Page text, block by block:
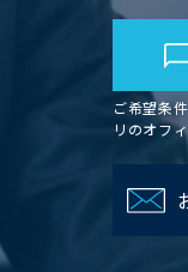
ご希望条
リのオフ